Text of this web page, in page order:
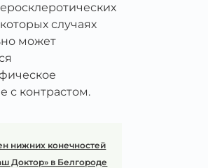
случаях
может
с контрастом.
нижних конечностей
Доктор» в Белгороде